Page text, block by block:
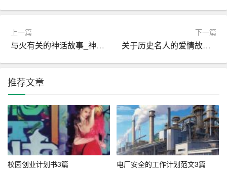
二、 新能源
1. 项目简介
本项目是一家专注于新能源汽车动力电池
售的高科技企业。公司采用国际先进技术，致力于为新能
源汽车提供高性能、安全可靠的电池产品。
2. 市场分析
随着全球环保意识的提高，新能源汽车市场迅速崛起。我
国政府也大力支持新能源汽车产业发展，预计未来几年，
上一篇
与火有关的神话故事_神话故事
下一篇
关于历史名人的爱情故事_历史故事
推荐文章
校园创业计划书3篇 电厂安全的工作计划范文3篇